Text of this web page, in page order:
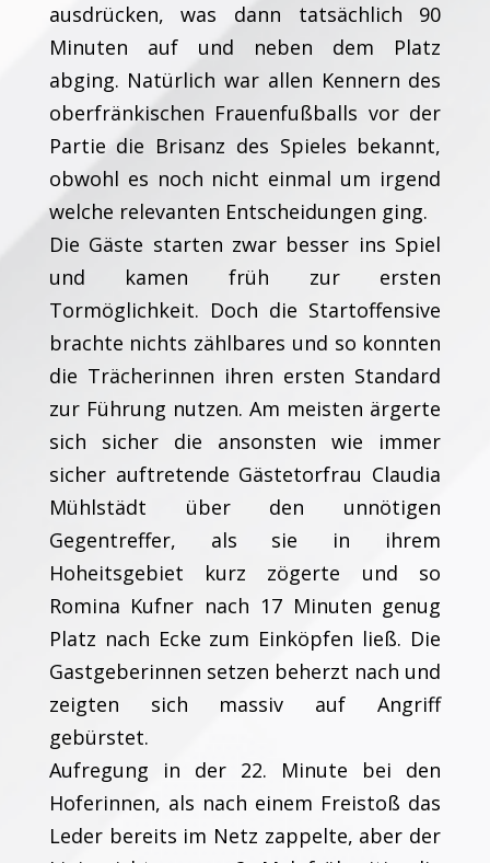
ausdrücken, was dann tatsächlich 90
Minuten auf und neben dem Platz
abging. Natürlich war allen Kennern des
oberfränkischen Frauenfußballs vor der
Partie die Brisanz des Spieles bekannt,
obwohl es noch nicht einmal um irgend
welche relevanten Entscheidungen ging.
Die Gäste starten zwar besser ins Spiel
und kamen früh zur ersten
Tormöglichkeit. Doch die Startoffensive
brachte nichts zählbares und so konnten
die Trächerinnen ihren ersten Standard
zur Führung nutzen. Am meisten ärgerte
sich sicher die ansonsten wie immer
sicher auftretende Gästetorfrau Claudia
Mühlstädt über den unnötigen
Gegentreffer, als sie in ihrem
Hoheitsgebiet kurz zögerte und so
Romina Kufner nach 17 Minuten genug
Platz nach Ecke zum Einköpfen ließ. Die
Gastgeberinnen setzen beherzt nach und
zeigten sich massiv auf Angriff
gebürstet.
Aufregung in der 22. Minute bei den
Hoferinnen, als nach einem Freistoß das
Leder bereits im Netz zappelte, aber der